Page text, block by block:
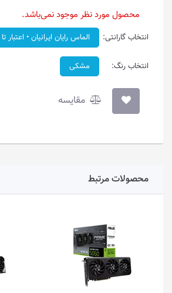
محصول مورد نظر موجود نمی‌باشد.
انتخاب گارانتی: الماس رایان ایرانیان • اعتبار تا 1405/11/01
انتخاب رنگ: مشکی
مقایسه
محصولات مرتبط